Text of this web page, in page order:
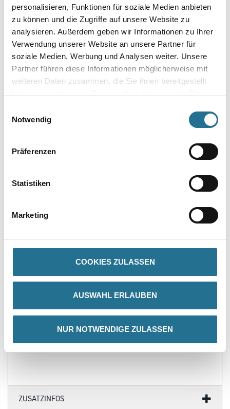
personalisieren, Funktionen für soziale Medien anbieten
zu können und die Zugriffe auf unsere Website zu
analysieren. Außerdem geben wir Informationen zu Ihrer
Verwendung unserer Website an unsere Partner für
soziale Medien, Werbung und Analysen weiter. Unsere
Partner führen diese Informationen möglicherweise mit
weiteren Daten zusammen, die Sie ihnen bereitgestellt
Notwendig
Präferenzen
Statistiken
Marketing
COOKIES ZULASSEN
AUSWAHL ERLAUBEN
NUR NOTWENDIGE ZULASSEN
Höhe in millimeter
PRODUKTEIGENSCHAFTEN
Produkteigenschaft
- Die beiden oberen Stufen bilden eine Plattform
rutschsicheren Stand
- Sprossenabstand: 250mm
- Holmhöhe: 76mm
ZUSATZINFOS